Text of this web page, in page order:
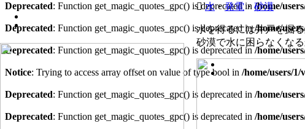
Deprecated: Function get_magic_quotes_gpc() is deprecated in/home/
Deprecated: Function get_magic_quotes_gpc() is deprecated in/home/
Deprecated: Function get_magic_quotes_gpc() is deprecated in/home/
Notice: Trying to access array offset on value of type bool in /home/users/
Deprecated: Function get_magic_quotes_gpc() is deprecated in /home/
Deprecated: Function get_magic_quotes_gpc() is deprecated in /home/
水・発電・砂漠
水を得るには井戸を掘
砂漠で水に困らなくなる